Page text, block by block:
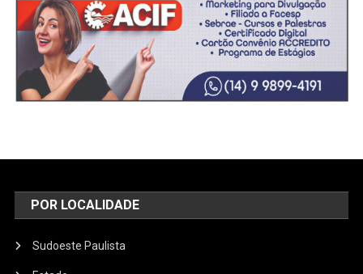
POR LOCALIDADE
Sudoeste Paulista